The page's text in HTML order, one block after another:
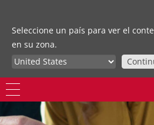
Seleccione un país para ver el
en su zona.